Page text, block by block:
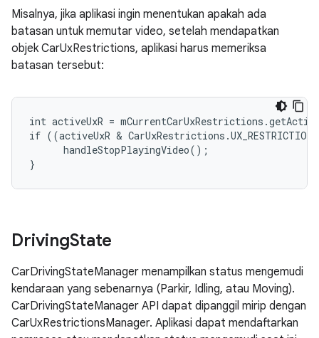
Misalnya, jika aplikasi ingin menentukan apakah ada
batasan untuk memutar video, setelah mendapatkan
objek CarUxRestrictions, aplikasi harus memeriksa
batasan tersebut:
int activeUxR =
if ((activeUxR &
      handleStopPlayingVideo();
}
DrivingState
CarDrivingStateManager menampilkan status mengemudi
kendaraan yang sebenarnya (Parkir, Idling, atau Moving).
CarDrivingStateManager API dapat dipanggil mirip dengan
CarUxRestrictionsManager. Aplikasi dapat mendaftarkan